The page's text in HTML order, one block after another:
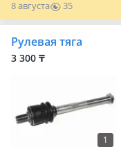
8 августа
35
0
Рулевая тяга
3 300 ₸
1